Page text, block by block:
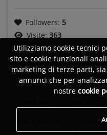
Followers: 5
Visite: 363
Generi
Rock
Utilizziamo cookie tecnici
sito e cookie funzionali
marketing di terze parti,
annunci che per
nostre cookie